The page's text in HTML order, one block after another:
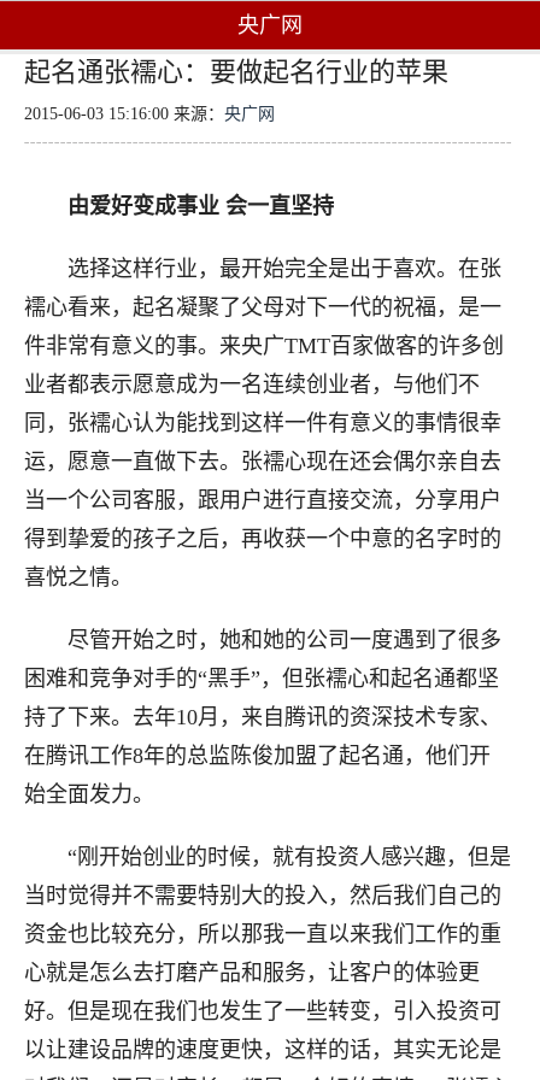
央广网
起名通张襦心：要做起名行业的苹果
2015-06-03 15:16:00 来源： 央广网
由爱好变成事业 会一直坚持
选择这样行业，最开始完全是出于喜欢。在张
襦心看来，起名凝聚了父母对下一代的祝福，是一
件非常有意义的事。来央广TMT百家做客的许多创
业者都表示愿意成为一名连续创业者，与他们不
同，张襦心认为能找到这样一件有意义的事情很幸
运，愿意一直做下去。张襦心现在还会偶尔亲自去
当一个公司客服，跟用户进行直接交流，分享用户
得到挚爱的孩子之后，再收获一个中意的名字时的
喜悦之情。
尽管开始之时，她和她的公司一度遇到了很多
困难和竞争对手的“黑手”，但张襦心和起名通都坚
持了下来。去年10月，来自腾讯的资深技术专家、
在腾讯工作8年的总监陈俊加盟了起名通，他们开
始全面发力。
“刚开始创业的时候，就有投资人感兴趣，但是
当时觉得并不需要特别大的投入，然后我们自己的
资金也比较充分，所以那我一直以来我们工作的重
心就是怎么去打磨产品和服务，让客户的体验更
好。但是现在我们也发生了一些转变，引入投资可
以让建设品牌的速度更快，这样的话，其实无论是